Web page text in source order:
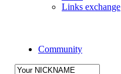
Links exchange
Community